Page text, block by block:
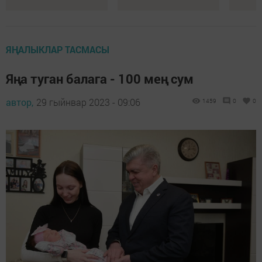
ЯҢАЛЫКЛАР ТАСМАСЫ
Яңа туган балага - 100 мең сум
автор, 29 гыйнвар 2023 - 09:06 1459 0 0